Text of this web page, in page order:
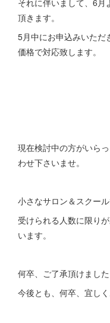
それに伴いまして、6月
頂きます。
5月中にお申込みいただ
価格で対応致します。
現在検討中の方がいら
わせ下さいませ。
小さなサロン＆スクール
受けられる人数に限り
います。
何卒、ご了承頂けました
今後とも、何卒、宜しく